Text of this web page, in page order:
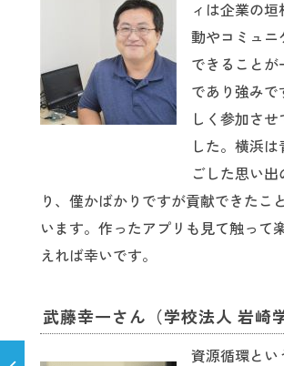
ィは企業の
動やコミュニ
できることが
であり強みで
しく参加させ
した。横浜
ごした思い出
り、僅かばかりですが貢献できたこ
います。作ったアプリも見て触って
えれば幸いです。
武藤幸一さん（学校法人 岩崎
資源循環とい